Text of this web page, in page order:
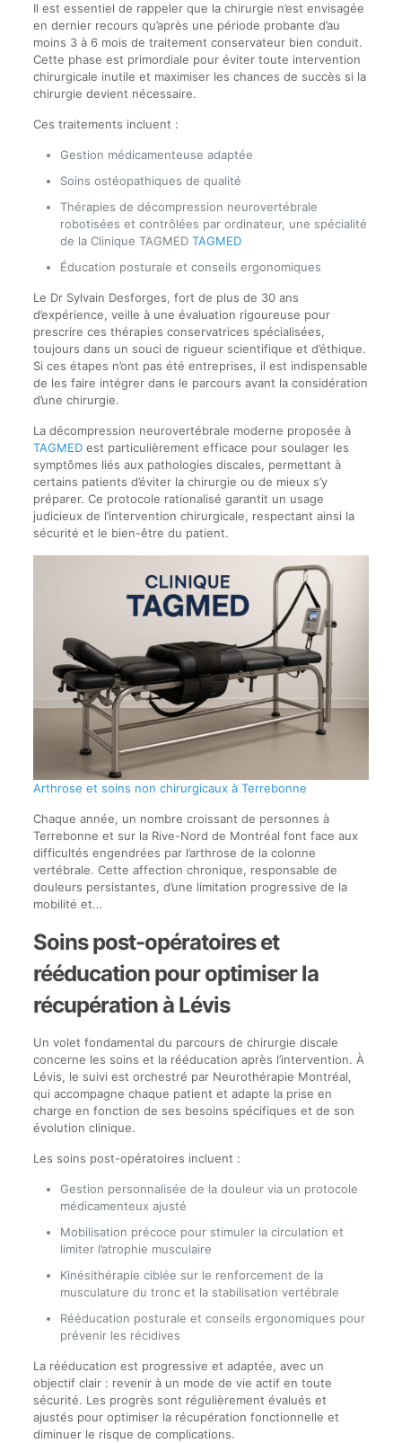
Il est essentiel de rappeler que la chirurgie n’est envisagée
en dernier recours qu’après une période probante d’au
moins 3 à 6 mois de traitement conservateur bien conduit.
Cette phase est primordiale pour éviter toute intervention
chirurgicale inutile et maximiser les chances de succès si la
chirurgie devient nécessaire.
Ces traitements incluent :
Gestion médicamenteuse adaptée
Soins ostéopathiques de qualité
Thérapies de décompression neurovertébrale
robotisées et contrôlées par ordinateur, une spécialité
de la Clinique TAGMED TAGMED
Éducation posturale et conseils ergonomiques
Le Dr Sylvain Desforges, fort de plus de 30 ans
d’expérience, veille à une évaluation rigoureuse pour
prescrire ces thérapies conservatrices spécialisées,
toujours dans un souci de rigueur scientifique et d’éthique.
Si ces étapes n’ont pas été entreprises, il est indispensable
de les faire intégrer dans le parcours avant la considération
d’une chirurgie.
La décompression neurovertébrale moderne proposée à
TAGMEDest particulièrement efficace pour soulager les
symptômes liés aux pathologies discales, permettant à
certains patients d’éviter la chirurgie ou de mieux s’y
préparer. Ce protocole rationalisé garantit un usage
judicieux de l’intervention chirurgicale, respectant ainsi la
sécurité et le bien-être du patient.
Arthrose et soins non chirurgicaux à Terrebonne
Chaque année, un nombre croissant de personnes à
Terrebonne et sur la Rive-Nord de Montréal font face aux
difficultés engendrées par l’arthrose de la colonne
vertébrale. Cette affection chronique, responsable de
douleurs persistantes, d’une limitation progressive de la
mobilité et…
Soins post-opératoires et
rééducation pour optimiser la
récupération à Lévis
Un volet fondamental du parcours de chirurgie discale
concerne les soins et la rééducation après l’intervention. À
Lévis, le suivi est orchestré par Neurothérapie Montréal,
qui accompagne chaque patient et adapte la prise en
charge en fonction de ses besoins spécifiques et de son
évolution clinique.
Les soins post-opératoires incluent :
Gestion personnalisée de la douleur via un protocole
médicamenteux ajusté
Mobilisation précoce pour stimuler la circulation et
limiter l’atrophie musculaire
Kinésithérapie ciblée sur le renforcement de la
musculature du tronc et la stabilisation vertébrale
Rééducation posturale et conseils ergonomiques pour
prévenir les récidives
La rééducation est progressive et adaptée, avec un
objectif clair : revenir à un mode de vie actif en toute
sécurité. Les progrès sont régulièrement évalués et
ajustés pour optimiser la récupération fonctionnelle et
diminuer le risque de complications.